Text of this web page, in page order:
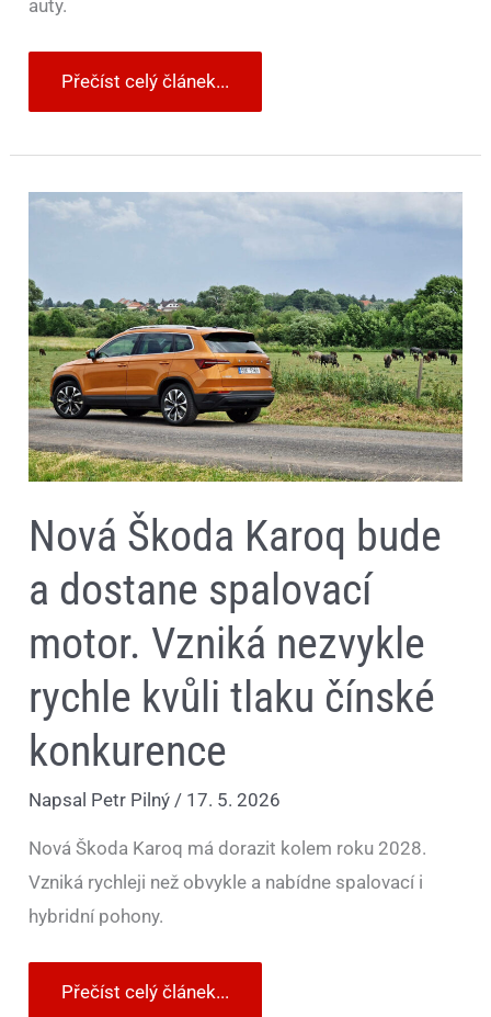
auty.
Přečíst celý článek...
Nová Škoda Karoq bude
a dostane spalovací
motor. Vzniká nezvykle
rychle kvůli tlaku čínské
konkurence
Napsal Petr Pilný/ 17. 5. 2026
Nová Škoda Karoq má dorazit kolem roku 2028.
Vzniká rychleji než obvykle a nabídne spalovací i
hybridní pohony.
Nová
Škoda
dostane
spalovací
motor.
Vzniká
nezvykle
rychle
kvůli
tlaku
čínské
konkurence
Přečíst celý článek...